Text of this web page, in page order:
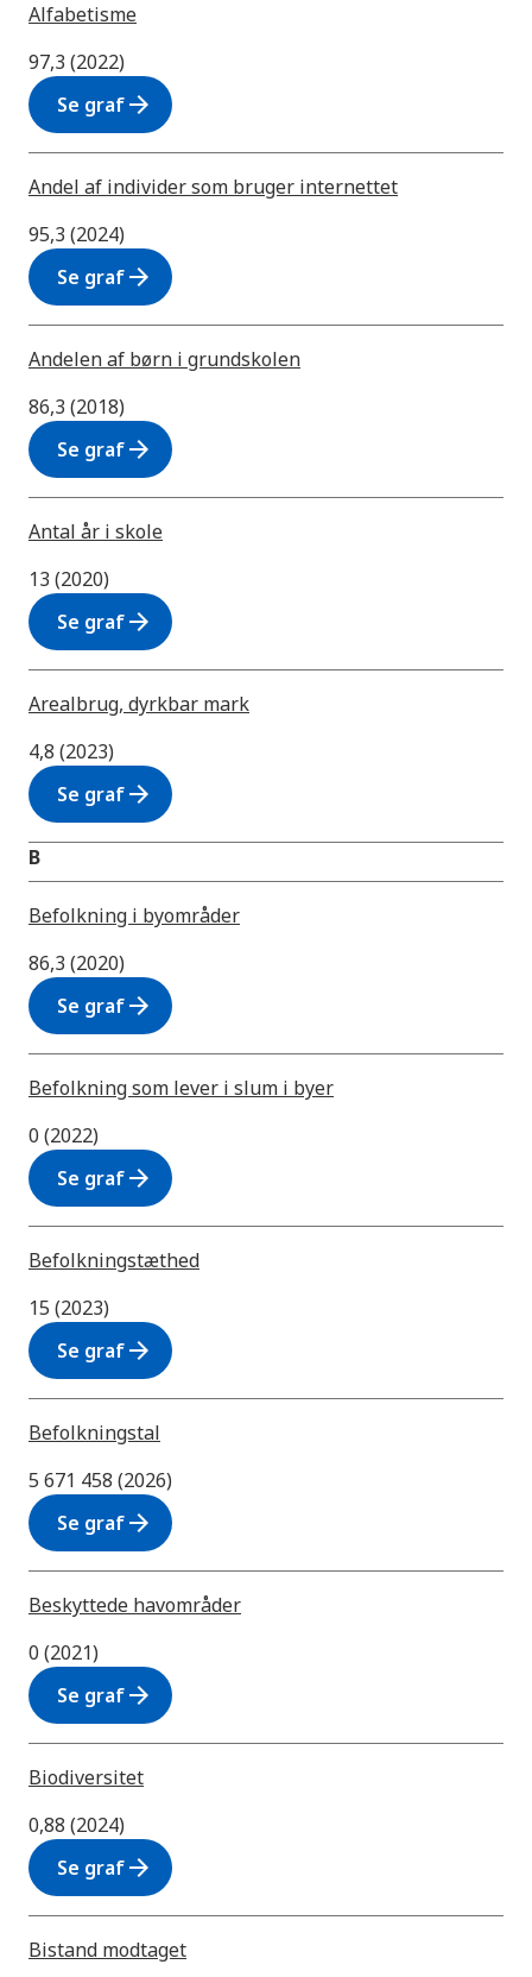
Alfabetisme
97,3 (2022)
Se grafarrow_forward
Andel af individer som bruger internettet
95,3 (2024)
Se grafarrow_forward
Andelen af børn i grundskolen
86,3 (2018)
Se grafarrow_forward
Antal år i skole
13 (2020)
Se grafarrow_forward
Arealbrug, dyrkbar mark
4,8 (2023)
Se grafarrow_forward
B
Befolkning i byområder
86,3 (2020)
Se grafarrow_forward
Befolkning som lever i slum i byer
0 (2022)
Se grafarrow_forward
Befolkningstæthed
15 (2023)
Se grafarrow_forward
Befolkningstal
5 671 458 (2026)
Se grafarrow_forward
Beskyttede havområder
0 (2021)
Se grafarrow_forward
Biodiversitet
0,88 (2024)
Se grafarrow_forward
Bistand modtaget